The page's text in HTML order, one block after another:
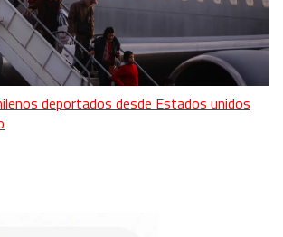
deportados desde Estados unidos